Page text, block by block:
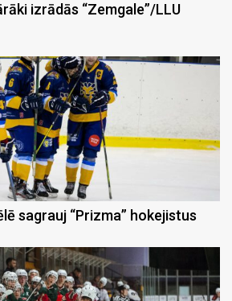
izrādās “Zemgale”/LLU
sagrauj “Prizma” hokejistus